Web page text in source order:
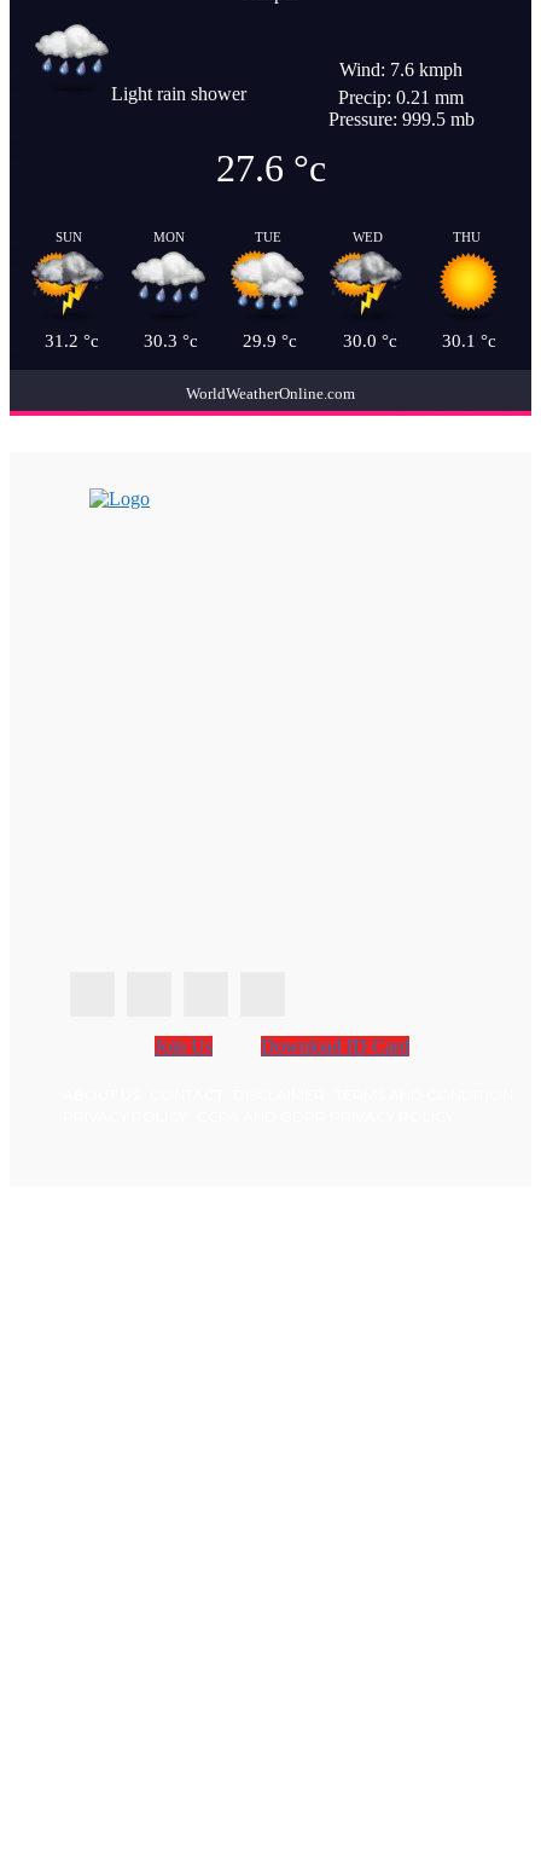
Light rain shower
Wind: 7.6 kmph
Precip: 0.21 mm
Pressure: 999.5 mb
27.6 °c
SUN
31.2 °c
MON
30.3 °c
TUE
29.9 °c
WED
30.0 °c
THU
30.1 °c
WorldWeatherOnline.com
Join Us Download ID Card